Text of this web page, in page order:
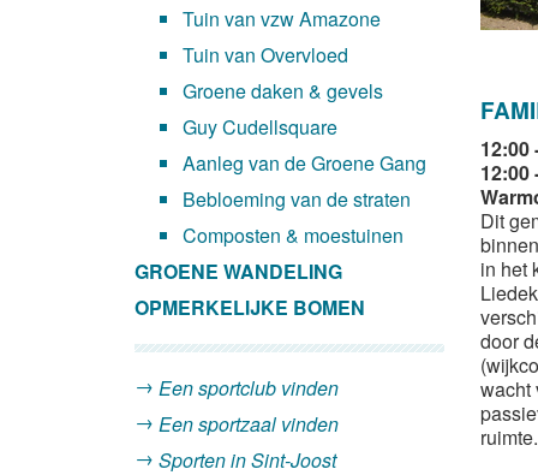
Tuin van vzw Amazone
Tuin van Overvloed
Groene daken & gevels
Guy Cudellsquare
Aanleg van de Groene Gang
Bebloeming van de straten
Composten & moestuinen
GROENE WANDELING
OPMERKELIJKE BOMEN
Een sportclub vinden
Een sportzaal vinden
Sporten in Sint-Joost
12:00
12:00
Dit
in het
door
wacht
ruimte.